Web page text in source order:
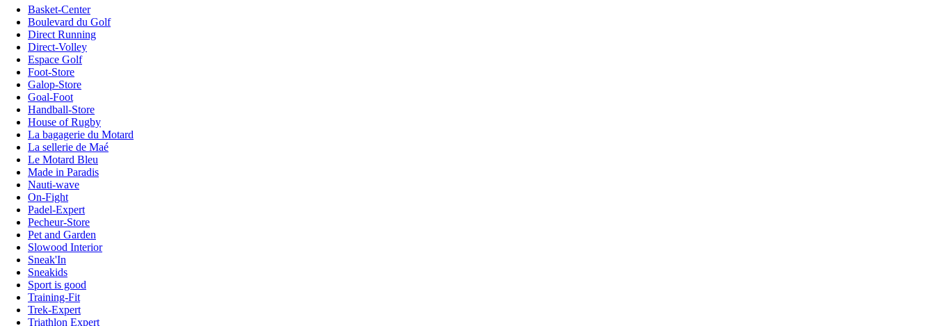
Basket-Center
Boulevard du Golf
Direct Running
Direct-Volley
Espace Golf
Foot-Store
Galop-Store
Goal-Foot
Handball-Store
House of Rugby
La bagagerie du Motard
La sellerie de Maé
Le Motard Bleu
Made in Paradis
Nauti-wave
On-Fight
Padel-Expert
Pecheur-Store
Pet and Garden
Slowood Interior
Sneak'In
Sneakids
Sport is good
Training-Fit
Trek-Expert
Triathlon Expert